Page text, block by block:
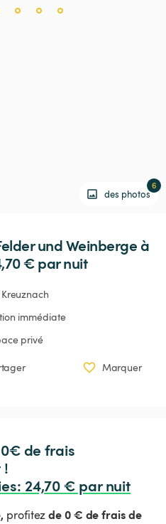
des photos
6
undWeinberge à
€ par nuit
immédiate
privé
Marquer
de frais
!
: 24,70 € par nuit
profitezde 0 € de frais de